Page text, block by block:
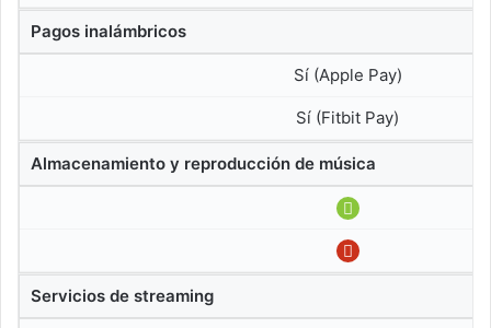
Pagos inalámbricos
Sí (Apple Pay)
Sí (Fitbit Pay)
Almacenamiento y reproducción de música
Servicios de streaming